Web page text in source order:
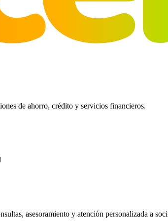
de ahorro, crédito y servicios financieros.
asesoramiento y atención personalizada a